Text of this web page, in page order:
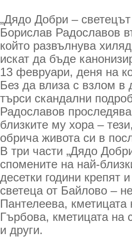
„Дядо Добри –
Борислав Радославов
който развълнува
искат да бъде
13 февруари, деня на
Без да влиза с взлом в
търси скандални
Радославов
близките му хора –
обрича живота си в
В три части „Дядо
спомените на най-
десетки години крепят
светеца от Байлово –
Пантелеева,
Гърбова, кметицата на
и други.